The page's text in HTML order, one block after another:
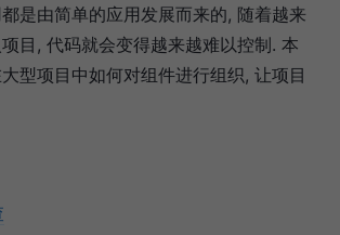
是由简单的应用发展而来的, 随着越来
目, 代码就会变得越来越难以控制. 本
型项目中如何对组件进行组织, 让项目